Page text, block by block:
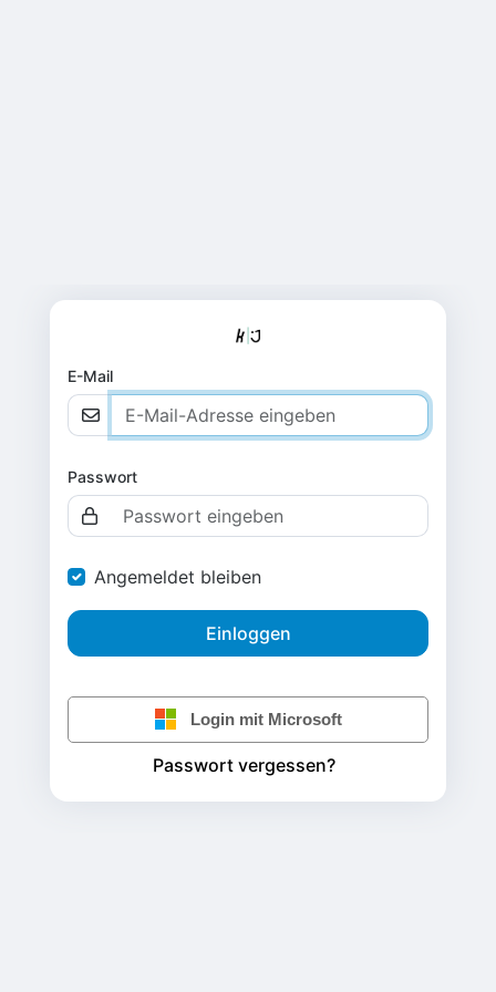
E-Mail
Passwort
Angemeldet bleiben
Einloggen
Login mit Microsoft
Passwort vergessen?